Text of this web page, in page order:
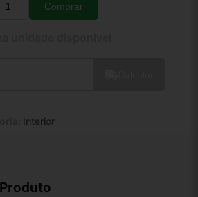
Quantidade
Comprar
Interior